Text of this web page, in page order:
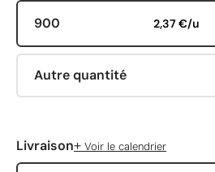
900 2,37 €/u
Autre quantité
Livraison+ Voir le calendrier